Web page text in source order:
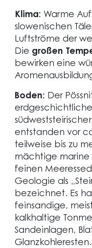
Klima: Warme
slowenischen
Luftströme der
Die großen
bewirken eine
Boden: Der
entstanden vor
teilweise bis zu
mächtige marine
feinen
Geologie als
bezeichnet. Es
feinsandige,
kalkhaltige
Sandeinlagen,
Glanzkohleresten.